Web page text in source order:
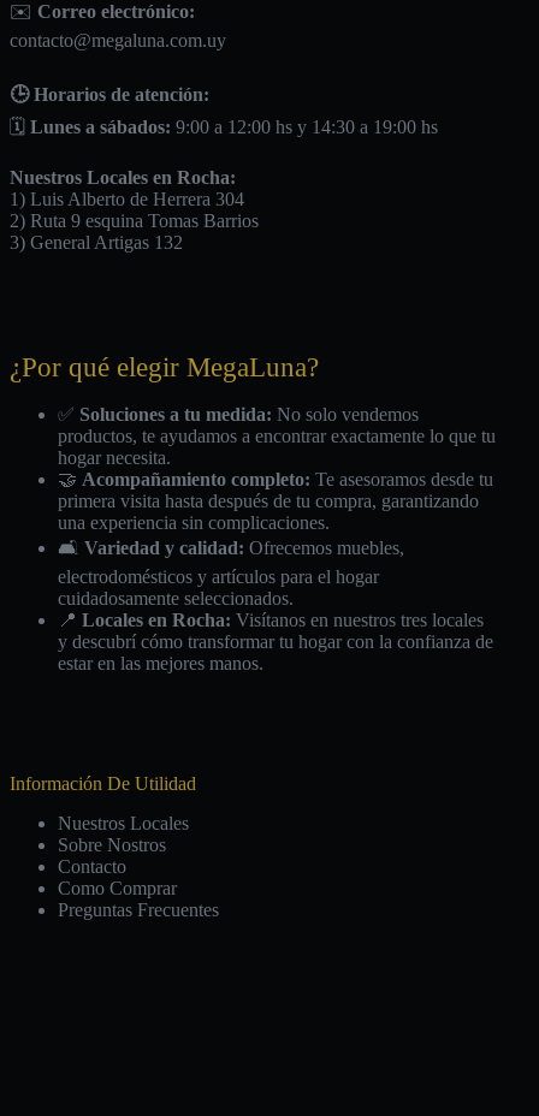
✉️ Correo electrónico:
contacto@megaluna.com.uy
🕒 Horarios de atención:
🗓️ Lunes a sábados: 9:00 a 12:00 hs y 14:30 a 19:00 hs
Nuestros Locales en Rocha:
1) Luis Alberto de Herrera 304
2) Ruta 9 esquina Tomas Barrios
3) General Artigas 132
¿Por qué elegir MegaLuna?
✅ Soluciones a tu medida: No solo vendemos
productos, te ayudamos a encontrar exactamente lo que tu
hogar necesita.
🤝 Acompañamiento completo: Te asesoramos desde tu
primera visita hasta después de tu compra, garantizando
una experiencia sin complicaciones.
🛋️ Variedad y calidad: Ofrecemos muebles,
electrodomésticos y artículos para el hogar
cuidadosamente seleccionados.
📍 Locales en Rocha: Visítanos en nuestros tres locales
y descubrí cómo transformar tu hogar con la confianza de
estar en las mejores manos.
Información De Utilidad
Nuestros Locales
Sobre Nostros
Contacto
Como Comprar
Preguntas Frecuentes